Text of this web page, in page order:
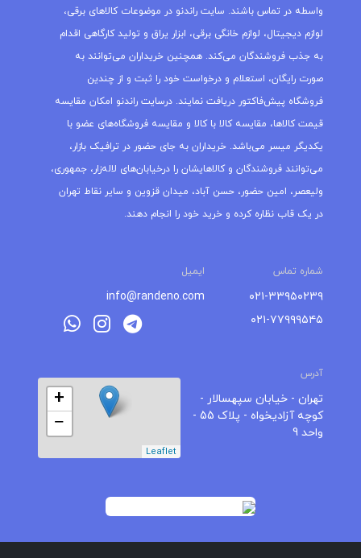
واسطه در تماس باشند. سایت راندنو در موضوعات کالاهای برقی،
لوازم دیجیتال، لوازم خانگی برقی، ابزار یراق و تولید کارگاهی اقدام
به جذب فروشندگان می‌کند. همچنین خریداران می‌توانند به
صورت رایگان، استعلام و درخواست خود را ثبت و از چندین
فروشگاه پیش‌فاکتور دریافت نمایند. درسایت راندنو امکان مقایسه
قیمت کالاها، مقایسه کالا با کالا و مقایسه فروشگاه‌های عضو با
یکدیگر میسر می‌باشد. خریداران به جای حضور در ترافیک بازار،
می‌توانند فروشندگان و کالاهایشان را درخیابان‌های لاله‌زار، جمهوری،
ولیعصر، امین حضور، حسن آباد، میدان قزوین و سایر نقاط تهران
در یک قاب نظاره کرده و خرید خود را انجام دهند.
شماره تماس ایمیل
۰۲۱-۳۳۹۵۰۲۳۹
۰۲۱-۷۷۹۹۹۵۴۵
info@randeno.com
آدرس
تهران - خیابان سپهسالار -
کوچه آزادیخواه - پلاک 55 -
واحد 9
+
−
Leaflet